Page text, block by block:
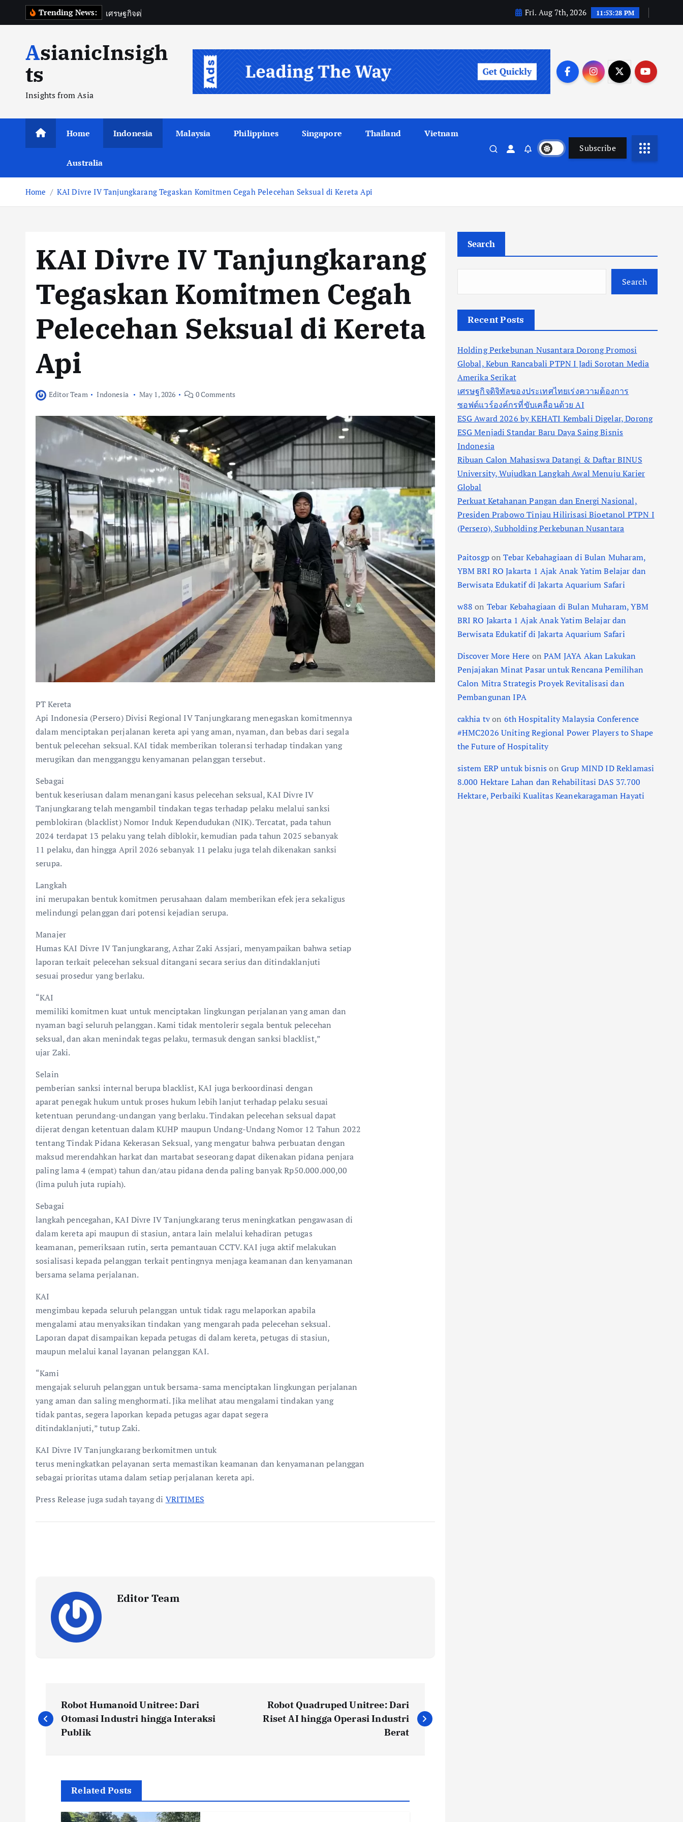
Trending News: เศรษฐกจด Fri. Aug 7th, 2026 11:53:29 PM
AsianicInsigh
ts
Insights from Asia
Home Indonesia Malaysia Philippines Singapore Thailand Vietnam
Australia
Subscribe
Home KAI Divre IV Tanjungkarang Tegaskan Komitmen Cegah Pelecehan Seksual di Kereta Api
KAI Divre IV Tanjungkarang
Tegaskan Komitmen Cegah
Pelecehan Seksual di Kereta
Api
Editor Team Indonesia May 1, 2026 0 Comments
PT Kereta
Api Indonesia (Persero) Divisi Regional IV Tanjungkarang menegaskan komitmennya
dalam menciptakan perjalanan kereta api yang aman, nyaman, dan bebas dari segala
bentuk pelecehan seksual. KAI tidak memberikan toleransi terhadap tindakan yang
merugikan dan mengganggu kenyamanan pelanggan tersebut.
Sebagai
bentuk keseriusan dalam menangani kasus pelecehan seksual, KAI Divre IV
Tanjungkarang telah mengambil tindakan tegas terhadap pelaku melalui sanksi
pemblokiran (blacklist) Nomor Induk Kependudukan (NIK). Tercatat, pada tahun
2024 terdapat 13 pelaku yang telah diblokir, kemudian pada tahun 2025 sebanyak
11 pelaku, dan hingga April 2026 sebanyak 11 pelaku juga telah dikenakan sanksi
serupa.
Langkah
ini merupakan bentuk komitmen perusahaan dalam memberikan efek jera sekaligus
melindungi pelanggan dari potensi kejadian serupa.
Manajer
Humas KAI Divre IV Tanjungkarang, Azhar Zaki Assjari, menyampaikan bahwa setiap
laporan terkait pelecehan seksual ditangani secara serius dan ditindaklanjuti
sesuai prosedur yang berlaku.
“KAI
memiliki komitmen kuat untuk menciptakan lingkungan perjalanan yang aman dan
nyaman bagi seluruh pelanggan. Kami tidak mentolerir segala bentuk pelecehan
seksual, dan akan menindak tegas pelaku, termasuk dengan sanksi blacklist,”
ujar Zaki.
Selain
pemberian sanksi internal berupa blacklist, KAI juga berkoordinasi dengan
aparat penegak hukum untuk proses hukum lebih lanjut terhadap pelaku sesuai
ketentuan perundang-undangan yang berlaku. Tindakan pelecehan seksual dapat
dijerat dengan ketentuan dalam KUHP maupun Undang-Undang Nomor 12 Tahun 2022
tentang Tindak Pidana Kekerasan Seksual, yang mengatur bahwa perbuatan dengan
maksud merendahkan harkat dan martabat seseorang dapat dikenakan pidana penjara
paling lama 4 (empat) tahun dan/atau pidana denda paling banyak Rp50.000.000,00
(lima puluh juta rupiah).
Sebagai
langkah pencegahan, KAI Divre IV Tanjungkarang terus meningkatkan pengawasan di
dalam kereta api maupun di stasiun, antara lain melalui kehadiran petugas
keamanan, pemeriksaan rutin, serta pemantauan CCTV. KAI juga aktif melakukan
sosialisasi kepada pelanggan terkait pentingnya menjaga keamanan dan kenyamanan
bersama selama perjalanan.
KAI
mengimbau kepada seluruh pelanggan untuk tidak ragu melaporkan apabila
mengalami atau menyaksikan tindakan yang mengarah pada pelecehan seksual.
Laporan dapat disampaikan kepada petugas di dalam kereta, petugas di stasiun,
maupun melalui kanal layanan pelanggan KAI.
“Kami
mengajak seluruh pelanggan untuk bersama-sama menciptakan lingkungan perjalanan
yang aman dan saling menghormati. Jika melihat atau mengalami tindakan yang
tidak pantas, segera laporkan kepada petugas agar dapat segera
ditindaklanjuti,” tutup Zaki.
KAI Divre IV Tanjungkarang berkomitmen untuk
terus meningkatkan pelayanan serta memastikan keamanan dan kenyamanan pelanggan
sebagai prioritas utama dalam setiap perjalanan kereta api.
Press Release juga sudah tayang di VRITIMES
Editor Team
o
Robot Humanoid Unitree: Dari
Otomasi Industri hingga Interaksi
Publik
Robot Quadruped Unitree: Dari
Riset AI hingga Operasi Industri
Berat
Related Posts
Search
Search
Recent Posts
Holding Perkebunan Nusantara Dorong Promosi
Global, Kebun Rancabali PTPN I Jadi Sorotan Media
Amerika Serikat
เศรษฐกิจดิจิทัลของประเทศไทยเร่งความต้องการ
ซอฟต์แวร์องค์กรที่ขับเคลื่อนด้วย AI
ESG Award 2026 by KEHATI Kembali Digelar, Dorong
ESG Menjadi Standar Baru Daya Saing Bisnis
Indonesia
Ribuan Calon Mahasiswa Datangi & Daftar BINUS
University, Wujudkan Langkah Awal Menuju Karier
Global
Perkuat Ketahanan Pangan dan Energi Nasional,
Presiden Prabowo Tinjau Hilirisasi Bioetanol PTPN I
(Persero), Subholding Perkebunan Nusantara
PaitosgponTebar Kebahagiaan di Bulan Muharam,
YBM BRI RO Jakarta 1 Ajak Anak Yatim Belajar dan
Berwisata Edukatif di Jakarta Aquarium Safari
w88 on Tebar Kebahagiaan di Bulan Muharam, YBM
BRI RO Jakarta 1 Ajak Anak Yatim Belajar dan
Berwisata Edukatif di Jakarta Aquarium Safari
Discover More Here onPAM JAYA Akan Lakukan
Penjajakan Minat Pasar untuk Rencana Pemilihan
Calon Mitra Strategis Proyek Revitalisasi dan
Pembangunan IPA
cakhia tvon 6th Hospitality Malaysia Conference
#HMC2026 Uniting Regional Power Players to Shape
the Future of Hospitality
sistem ERP untuk bisnison Grup MIND ID Reklamasi
8.000 Hektare Lahan dan Rehabilitasi DAS 37.700
Hektare, Perbaiki Kualitas Keanekaragaman Hayati